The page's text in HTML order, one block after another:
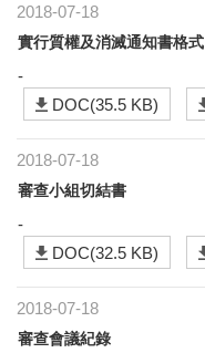
2018-07-18
實行質權及消滅通知書格式
-
DOC(35.5 KB)
2018-07-18
審查小組切結書
-
DOC(32.5 KB)
2018-07-18
審查會議紀錄